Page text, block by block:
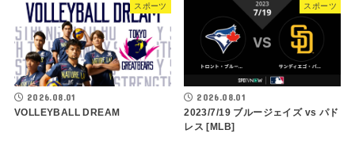
スポーツ
2026.08.01
VOLLEYBALL DREAM
スポーツ
2026.08.01
2023/7/19 ブルージェイズ vs パド
レス [MLB]